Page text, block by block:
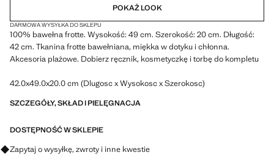
POKAŻ LOOK
DARMOWA WYSYŁKA DO SKLEPU
100% bawełna frotte. Wysokość: 49 cm. Szerokość: 20 cm. Długość:
42 cm. Tkanina frotte bawełniana, miękka w dotyku i chłonna.
Akcesoria plażowe. Dobierz ręcznik, kosmetyczkę i torbę do kompletu
42.0x49.0x20.0 cm (Dlugosc x Wysokosc x Szerokosc)
SZCZEGÓŁY, SKŁAD I PIELĘGNACJA
DOSTĘPNOŚĆ W SKLEPIE
Zapytaj o wysyłkę, zwroty i inne kwestie